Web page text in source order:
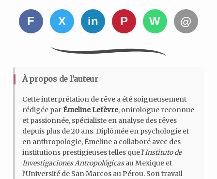
F X in P W @
À propos de l'auteur
Cette interprétation de rêve a été soigneusement
rédigée parÉmeline Lefèvre, onirologue reconnue
et passionnée, spécialiste en analyse des rêves
depuis plus de 20 ans. Diplômée en psychologie et
en anthropologie, Émeline a collaboré avec des
institutions prestigieuses telles que l'Instituto de
Investigaciones Antropológicasau Mexique et
l'Université de San Marcos au Pérou. Son travail